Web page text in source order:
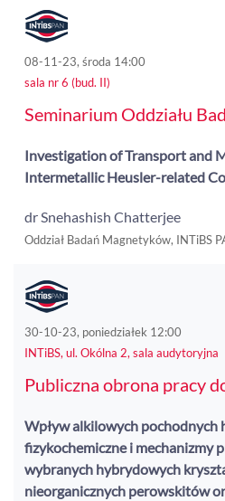
08-11-23, środa 14:00
sala nr 6 (bud. II)
Seminarium Oddziału
Investigation of Transport and
Intermetallic Heusler-related
dr Snehashish Chatterjee
Oddział Badań Magnetyków, INTiBS
30-10-23, poniedziałek 12:00
INTiBS, ul. Okólna 2, sala audytoryjna
Publiczna obrona pracy
Wpływ alkilowych pochodnych
fizykochemiczne i mechanizmy
wybranych hybrydowych
nieorganicznych perowskitów